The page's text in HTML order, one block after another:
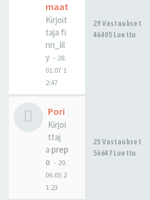
maat
Kirjoit
taja fi
nn_lil
y - 28.
01.07 1
2:47
29 Vastaukset
46405 Luettu
Pori
Kirjoi
ttaj
a prep
o - 20.
06.05 2
1:23
25 Vastaukset
56647 Luettu